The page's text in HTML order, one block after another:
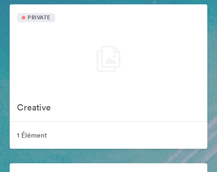
PRIVATE
Creative
1 Élément